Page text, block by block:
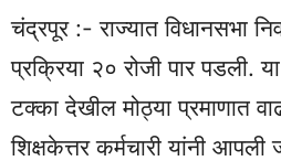
चंद्रपूर :- राज्यात विधानसभा
प्रक्रिया २० रोजी पार पडली.
टक्‍का देखील मोठ्या प्रमाणात
शिक्षकेत्तर कर्मचारी यांनी आपली